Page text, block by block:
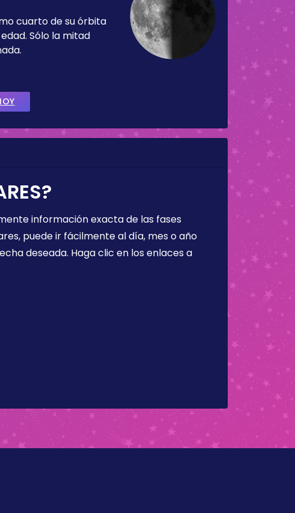
cuarto de su órbita
Sólo la mitad
información exacta de las fases
puede ir fácilmente al día, mes o año
deseada. Haga clic en los enlaces a